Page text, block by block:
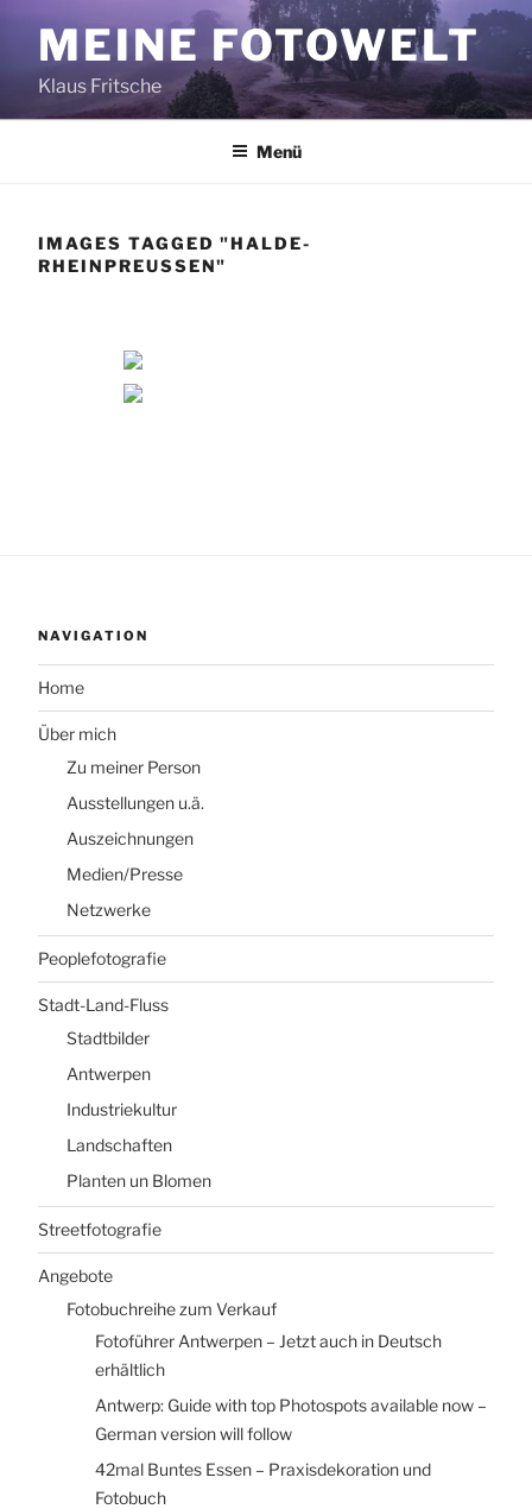
Inhalt
springenMEINE FOTOWELT
Klaus Fritsche
Menü
IMAGES TAGGED "HALDE-
RHEINPREUSSEN"
NAVIGATION
Home
Über mich
Zu meiner Person
Ausstellungen u.ä.
Auszeichnungen
Medien/Presse
Netzwerke
Peoplefotografie
Stadt-Land-Fluss
Stadtbilder
Antwerpen
Industriekultur
Landschaften
Planten un Blomen
Streetfotografie
Angebote
Fotobuchreihe zum Verkauf
Fotoführer Antwerpen – Jetzt auch in Deutsch
erhältlich
Antwerp: Guide with top Photospots available now –
German version will follow
42mal Buntes Essen – Praxisdekoration und
Fotobuch